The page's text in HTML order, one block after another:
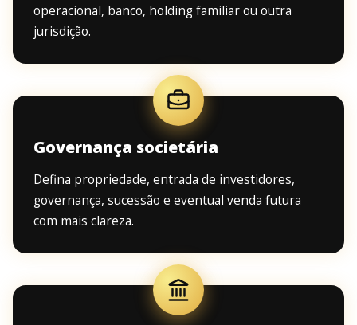
operacional, banco, holding familiar ou outra
jurisdição.
Governança societária
Defina propriedade, entrada de investidores,
governança, sucessão e eventual venda futura
com mais clareza.